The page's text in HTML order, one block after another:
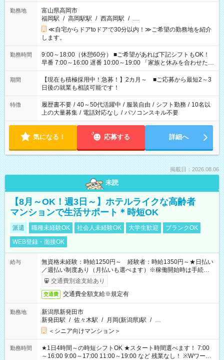
勤務地
富山県高岡市
福岡駅 / 高岡駅駅 / 西高岡駅 / …
≪自宅からドアtoドアで30分以内！≫ご希望の勤務地を紹介
します。
勤務時間
9:00～18:00（休憩60分） ■ご希望があれば下記シフトもOK！
早番 7:00～16:00 遅番 10:00～19:00 「家族と休みを合わせた
い」 「余裕を持って夕飯の準備がしたい」 「できれば残業はし
たくない」 など、ご希望を教えてくださいね。 ※Wワーク希望
の方へ 今ご覧のお仕事で希望する勤務時間と、もう1つのお仕事
の勤務時間。 合計で週40時間を超える場合は応募できません。
期間
【現在も積極採用中！急募！】2カ月～ ■ご応募から最短2～3
日後の就業も相談可能です！
特徴 履歴書不要 / 40～50代活躍中 / 服装自由 / シフト勤務 / 10名以
上の大量募集 / 電話対応なし / パソコンスキル不要
気になる！ 応募する 詳細へ
掲載日：2026.08.06
未読
【8月～OK！週3日～】ホテルライクな高齢者
マンションで生活サポート＊時短OK
派遣 職種未経験OK 社会人未経験OK 大学生歓迎
ブランクOK
WEB登録・面接OK
給与
無資格未経験：時給1250円～ 経験者：時給1350円～★日払い
／週払い制度あり（月払いも選べます）※稼働開始時は手続き完
了次第のお支払いとなります。
交通費別途支給あり
交通費 交通費全額支給※規定有
勤務地
新潟県新発田市
新発田駅 / 佐々木駅 / 月岡(新潟県)駅 / …
＜シニア向けマンション＞
勤務時間
★1日4時間～の時短シフトOK ★スタート時間選べます！ 7:00
～16:00 9:00～17:00 11:00～19:00 など 残業なし！ ※Wワーク